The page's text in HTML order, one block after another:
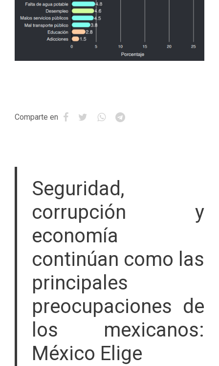
Comparte en
Seguridad,
corrupción y
economía
continúan como las
principales
preocupaciones de
los mexicanos:
México Elige